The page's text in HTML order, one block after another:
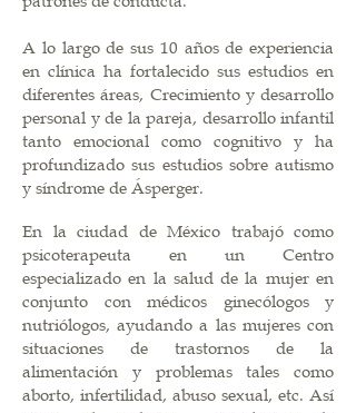
A lo largo de sus 10 años de experiencia
en clínica ha fortalecido sus estudios en
diferentes áreas, Crecimiento y desarrollo
personal y de la pareja, desarrollo infantil
tanto emocional como cognitivo y ha
profundizado sus estudios sobre autismo
y síndrome de Ásperger.
En la ciudad de México trabajó como
psicoterapeuta en un Centro
especializado en la salud de la mujer en
conjunto con médicos ginecólogos y
nutriólogos, ayudando a las mujeres con
situaciones de trastornos de la
alimentación y problemas tales como
aborto, infertilidad, abuso sexual, etc. Así